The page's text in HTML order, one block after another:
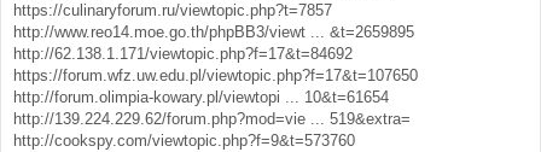
https://culinaryforum.ru/viewtopic.php?t=7857
http://www.reo14.moe.go.th/phpBB3/viewt ... &t=2659895
http://62.138.1.171/viewtopic.php?f=17&t=84692
https://forum.wfz.uw.edu.pl/viewtopic.php?f=17&t=107650
http://forum.olimpia-kowary.pl/viewtopi ... 10&t=61654
http://139.224.229.62/forum.php?mod=vie ... 519&extra=
http://cookspy.com/viewtopic.php?f=9&t=573760